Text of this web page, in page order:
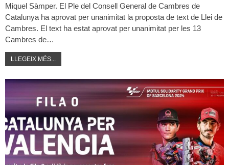
Miquel Sàmper. El Ple del Consell General de Cambres de
Catalunya ha aprovat per unanimitat la proposta de text de Llei de
Cambres. El text ha estat aprovat per unanimitat per les 13
Cambres de…
LLEGEIX MÉS...